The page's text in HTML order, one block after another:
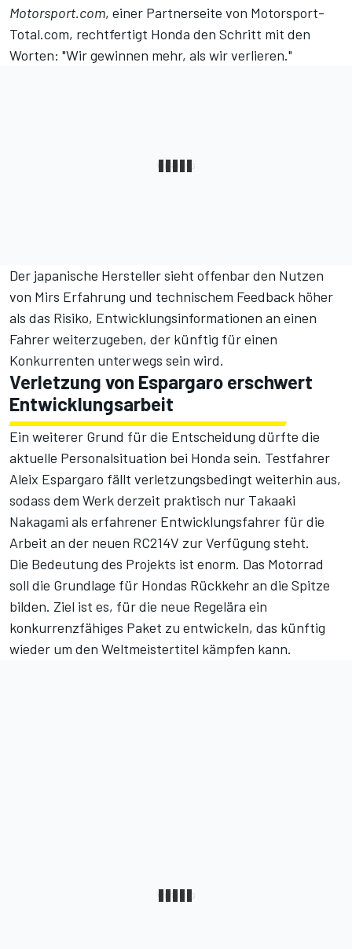
Motorsport.com, einer Partnerseite von Motorsport-
Total.com, rechtfertigt Honda den Schritt mit den
Worten: "Wir gewinnen mehr, als wir verlieren."
Der japanische Hersteller sieht offenbar den Nutzen
von Mirs Erfahrung und technischem Feedback höher
als das Risiko, Entwicklungsinformationen an einen
Fahrer weiterzugeben, der künftig für einen
Konkurrenten unterwegs sein wird.
Verletzung von Espargaro erschwert
Entwicklungsarbeit
Ein weiterer Grund für die Entscheidung dürfte die
aktuelle Personalsituation bei Honda sein. Testfahrer
Aleix Espargaro fällt verletzungsbedingt weiterhin aus,
sodass dem Werk derzeit praktisch nur Takaaki
Nakagami als erfahrener Entwicklungsfahrer für die
Arbeit an der neuen RC214V zur Verfügung steht.
Die Bedeutung des Projekts ist enorm. Das Motorrad
soll die Grundlage für Hondas Rückkehr an die Spitze
bilden. Ziel ist es, für die neue Regelära ein
konkurrenzfähiges Paket zu entwickeln, das künftig
wieder um den Weltmeistertitel kämpfen kann.